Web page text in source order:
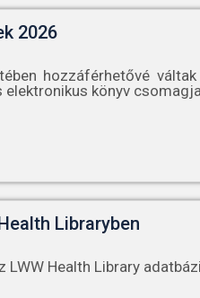
2026
hozzáférhetővé
könyv
Libraryben
LWW Health Library